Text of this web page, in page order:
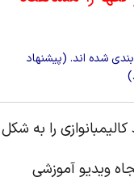
شده اند. (پیشنهاد
را به شکل
ویدیو آموزشی